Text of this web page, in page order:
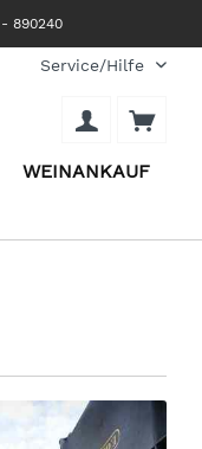
- 890240
Service/Hilfe
WEINANKAUF